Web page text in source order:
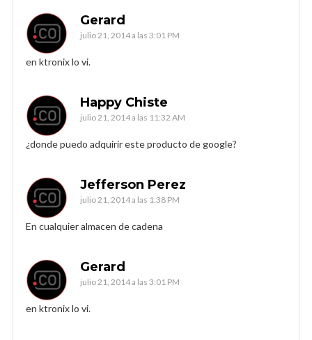
Gerard
julio 21, 2014 a las 3:01 PM
en ktronix lo vi.
Happy Chiste
julio 21, 2014 a las 11:32 AM
¿donde puedo adquirir este producto de google?
Jefferson Perez
julio 21, 2014 a las 1:38 PM
En cualquier almacen de cadena
Gerard
julio 21, 2014 a las 3:01 PM
en ktronix lo vi.